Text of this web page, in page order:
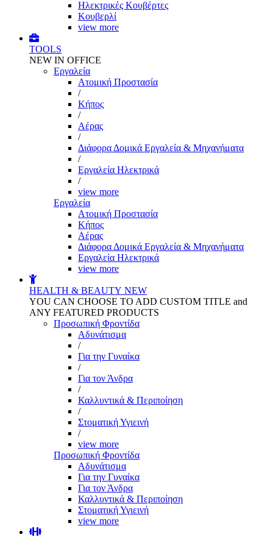
Ηλεκτρικές Κουβέρτες
Κουβερλί
view more
TOOLS
NEW IN OFFICE
Εργαλεία
Aτομική Προστασία
/
Kήπος
/
Αέρας
/
Διάφορα Δομικά Εργαλεία & Μηχανήματα
/
Εργαλεία Ηλεκτρικά
/
view more
Εργαλεία
Aτομική Προστασία
Kήπος
Αέρας
Διάφορα Δομικά Εργαλεία & Μηχανήματα
Εργαλεία Ηλεκτρικά
view more
HEALTH & BEAUTY NEW
YOU CAN CHOOSE TO ADD CUSTOM TITLE and
ANY FEATURED PRODUCTS
Προσωπική Φροντίδα
Αδυνάτισμα
/
Για την Γυναίκα
/
Για τον Άνδρα
/
Καλλυντικά & Περιποίηση
/
Στοματική Υγιεινή
/
view more
Προσωπική Φροντίδα
Αδυνάτισμα
Για την Γυναίκα
Για τον Άνδρα
Καλλυντικά & Περιποίηση
Στοματική Υγιεινή
view more